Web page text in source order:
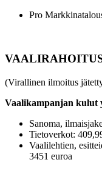
Pro
VAALIRAHOITUS
(Virallinen ilmoitus
Vaalikampanjan kulut
Sanoma,
Tietoverkot:
Vaalilehtien,
3451 euroa